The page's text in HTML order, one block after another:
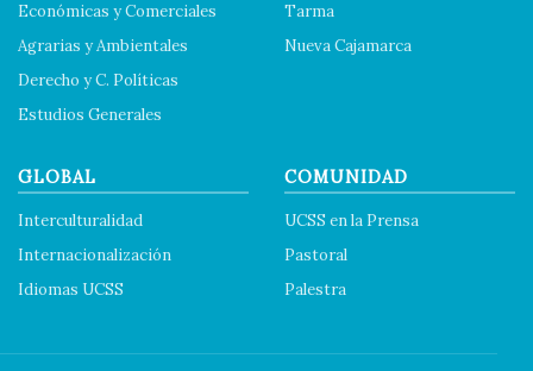
Económicas y Comerciales
Agrarias y Ambientales
Derecho y C. Políticas
Estudios Generales
Tarma
Nueva Cajamarca
GLOBAL
Interculturalidad
Internacionalización
Idiomas UCSS
COMUNIDAD
UCSS en la Prensa
Pastoral
Palestra